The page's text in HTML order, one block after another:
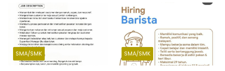
Graduate SMK hingga S1
SMA/SMK SMA/SMK